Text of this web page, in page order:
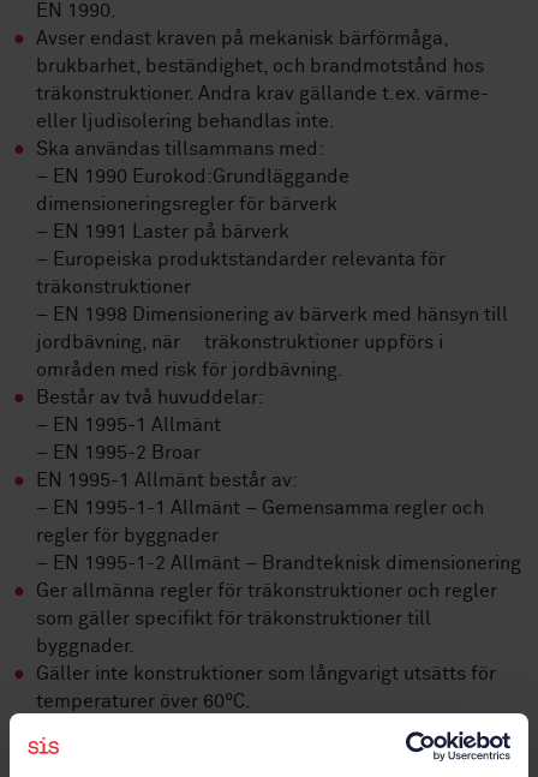
EN 1990.
Avser endast kraven på mekanisk bärförmåga,
brukbarhet, beständighet, och brandmotstånd hos
träkonstruktioner. Andra krav gällande t.ex. värme-
eller ljudisolering behandlas inte.
Ska användas tillsammans med:
– EN 1990 Eurokod:Grundläggande
dimensioneringsregler för bärverk
– EN 1991 Laster på bärverk
– Europeiska produktstandarder relevanta för
träkonstruktioner
– EN 1998 Dimensionering av bärverk med hänsyn till
jordbävning, när träkonstruktioner uppförs i
områden med risk för jordbävning.
Består av två huvuddelar:
– EN 1995-1 Allmänt
– EN 1995-2 Broar
EN 1995-1 Allmänt består av:
– EN 1995-1-1 Allmänt – Gemensamma regler och
regler för byggnader
– EN 1995-1-2 Allmänt – Brandteknisk dimensionering
Ger allmänna regler för träkonstruktioner och regler
som gäller specifikt för träkonstruktioner till
byggnader.
Gäller inte konstruktioner som långvarigt utsätts för
temperaturer över 60°C.